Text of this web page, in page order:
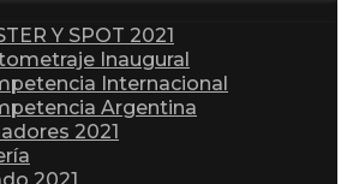
Y SPOT 2021
Inaugural
Internacional
Argentina
2021